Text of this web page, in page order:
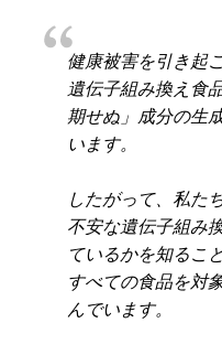
健康被害を引き起
遺伝子組み換え食
期せぬ」成分の生
います。
したがって、私たち
不安な遺伝子組み
ているかを知るこ
すべての食品を対
んでいます。